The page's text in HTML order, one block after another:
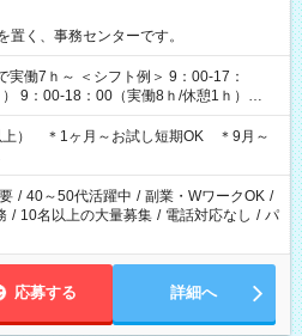
置く、事務センターです。
ト例＞ 9：00-17：
9：00-18：00（実働8ｈ/休憩1ｈ）
7ｈ/休憩1ｈ） 10：00-19：00（実働8ｈ/
00（実働8ｈ/休憩1ｈ） 13：00-21：
上） ＊1ヶ月～お試し短期OK ＊9月～
/ 40～50代活躍中 / 副業・WワークOK /
/ 10名以上の大量募集 / 電話対応なし / パ
応募する 詳細へ